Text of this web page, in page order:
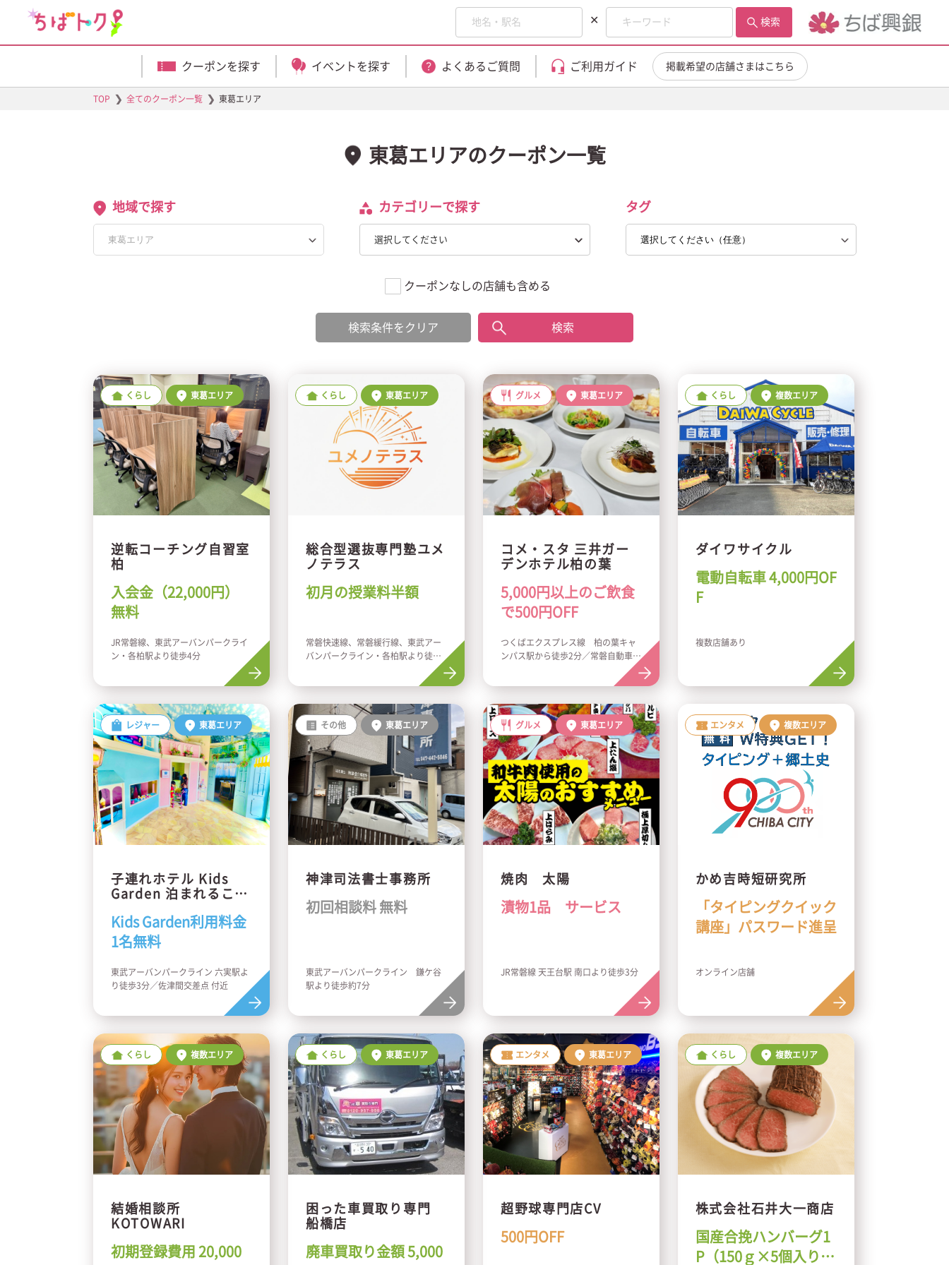
✕ 検索
クーポンを探す イベントを探す よくあるご質問 ご利用ガイド 掲載希望の店舗さまはこちら
TOP ❯ 全てのクーポン一覧 ❯ 東葛エリア
東葛エリアのクーポン一覧
地域で探す カテゴリーで探す
選択してください
タグ
クーポンなしの店舗も含める
検索条件をクリア
くらし 東葛エリア
逆転コーチング自習室
柏
入会金（22,000円）
無料
JR常磐線、東武アーバンパークライ
ン・各柏駅より徒歩4分
くらし 東葛エリア
総合型選抜専門塾ユメ
ノテラス
初月の授業料半額
常磐快速線、常磐緩行線、東武アー
バンパークライン・各柏駅より徒歩3
グルメ 東葛エリア
コメ・スタ 三井ガー
デンホテル柏の葉
5,000円以上のご飲食
で500円OFF
つくばエクスプレス線 柏の葉キャ
ンパス駅から徒歩2分／常磐自動車道
くらし 複数エリア
ダイワサイクル
電動自転車 4,000円OF
F
複数店舗あり
レジャー 東葛エリア
子連れホテル Kids
Garden 泊まれるこど
Kids Garden利用料金
1名無料
東武アーバンパークライン 六実駅よ
り徒歩3分／佐津間交差点 付近
その他 東葛エリア
神津司法書士事務所
初回相談料 無料
東武アーバンパークライン 鎌ケ谷
駅より徒歩約7分
グルメ 東葛エリア
焼肉 太陽
漬物1品 サービス
JR常磐線 天王台駅 南口より徒歩3分
エンタメ 複数エリア
かめ吉時短研究所
「タイピングクイック
講座」パスワード進呈
オンライン店舗
くらし 複数エリア
結婚相談所
KOTOWARI
初期登録費用 20,000
くらし 東葛エリア
困った車買取り専門
船橋店
廃車買取り金額 5,000
エンタメ 東葛エリア
超野球専門店CV
500円OFF
くらし 複数エリア
株式会社石井大一商店
国産合挽ハンバーグ1
P（150ｇ×5個入り）